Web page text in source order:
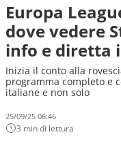
Europa
dove vedere
info e diretta
Inizia il conto alla
programma completo e
italiane e non solo
25/09/25 06:46
3 min di lettura